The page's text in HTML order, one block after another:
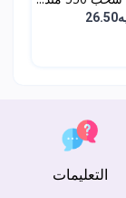
التعليمات